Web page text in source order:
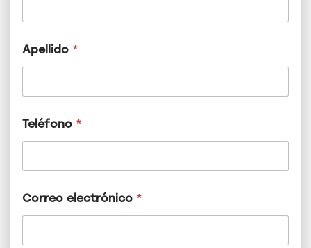
Apellido *
Teléfono *
T
e
é
Correo electrónico *